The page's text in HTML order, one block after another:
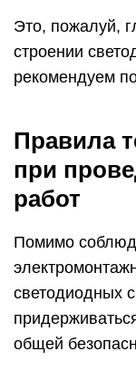
Это, пожалуй,
строении
рекомендуем
Правила
при
работ
Помимо
светодиодных
общей